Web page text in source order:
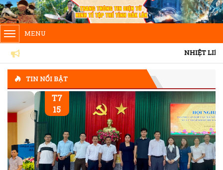
MENU
NHIỆT LIỆT CHÀO MỪNG KỶ NIỆM NGÀY
TIN NỔI BẬT
T7
15